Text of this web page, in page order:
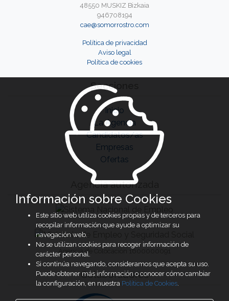
48550 MUSKIZ Bizkaia
946708194
cae@somorrostro.com
Política de privacidad
Aviso legal
Política de cookies
Secciones
Inicio
La Agencia
Candidatos/as
Empresas
Ofertas
Agencia autorizada
Agencia de Colocación 1600000091
Colaboradores
Información sobre Cookies
Este sitio web utiliza cookies propias y de terceros para
recopilar información que ayude a optimizar su
navegación web.
No se utilizan cookies para recoger información de
carácter personal.
Si continúa navegando, consideramos que acepta su uso.
Puede obtener más información o conocer cómo cambiar
la configuración, en nuestra Política de Cookies.